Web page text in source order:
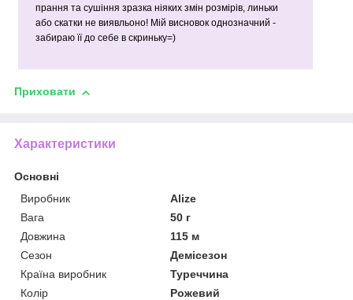
прання та сушіння зразка ніяких змін розмірів, линьки
або скатки не виявльоно! Мій висновок однозначний -
забираю її до себе в скриньку=)
Приховати
Характеристики
Основні
Виробник
Alize
Вага
50 г
Довжина
115 м
Сезон
Демісезон
Країна виробник
Туреччина
Колір
Рожевий